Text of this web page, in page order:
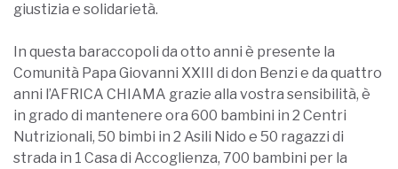
giustizia e solidarietà.
In questa baraccopoli da otto anni è presente la
Comunità Papa Giovanni XXIII di don Benzi e da quattro
anni l’AFRICA CHIAMA grazie alla vostra sensibilità, è
in grado di mantenere ora 600 bambini in 2 Centri
Nutrizionali, 50 bimbi in 2 Asili Nido e 50 ragazzi di
strada in 1 Casa di Accoglienza, 700 bambini per la